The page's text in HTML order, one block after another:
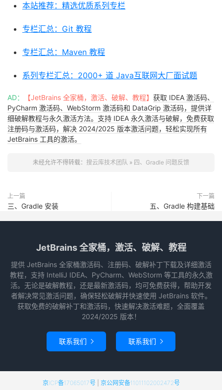
本站推荐：精选优质系列专栏
专栏汇总：Git 教程
专栏汇总：Maven 教程
系列专栏汇总：2000+ 道 Java互联网大厂面试题
AD： 【JetBrains 全家桶，激活、破解、教程】 获取 IDEA 激活码、
PyCharm 激活码、WebStorm 激活码和 DataGrip 激活码，提供详
细破解教程与永久激活方法。支持 IDEA 永久激活与破解，免费获取
注册码与激活码，解决 2024/2025 版本激活问题，轻松实现所有
JetBrains 工具的激活。
未经允许不得转载： 搜云库技术团队 » 四、Gradle 问题反馈
上一篇
三、Gradle 安装
下一篇
五、Gradle 构建基础
JetBrains 全家桶，激活、破解、教程
提供 JetBrains 全家桶激活码、注册码、破解补丁下载及详细激活
教程，支持 IntelliJ IDEA、PyCharm、WebStorm 等工具的永久激
活。无论是破解教程，还是最新激活码，均可免费获得，帮助开发
者解决常见激活问题，确保轻松破解并快速使用 JetBrains 软件。
获取免费的破解补丁和激活码，快速解决激活难题，全面覆盖
2024/2025 版本！
联系我们  联系我们 
京ICP备17065017号| 京公网安备11011102002472号